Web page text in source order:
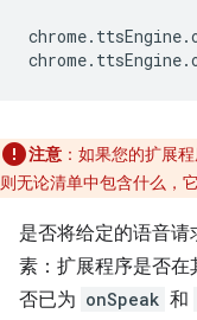
chrome. ttsEngine.
chrome. ttsEngine.
注意 ：如果您的扩展
则无论清单中包含什么，
是否将给定的语音
素：扩展程序是否
否已为 onSpeak 和